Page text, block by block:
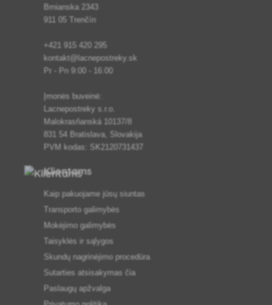
Brnianska 2343
911 05 Trenčín
+421 915 420 295
kontakt@lacnepostreky.sk
Pr - Pn 9:00 - 16:00
Įmonės buveinė:
Lacnepostreky s.r.o.
Malokrasňanská 10137/8
831 54 Bratislava, Slovakija
PVM kodas: SK2120731437
Klientams
Kaip pakuojame jūsų siuntas
Transporto galimybės
Mokėjimo galimybės
Taisyklės ir sąlygos
Skundų nagrinėjimo procedūra
Sutarties atsisakymas čia
Paslaugų apžvalga